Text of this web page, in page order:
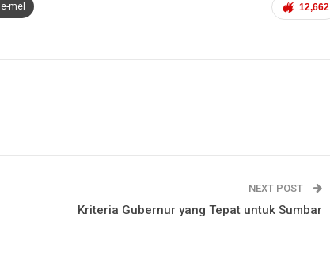
12,662
e-mel
NEXT POST
Kriteria Gubernur yang Tepat untuk Sumbar